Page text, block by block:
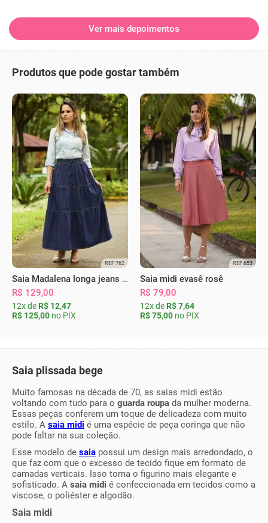
Ver mais depoimentos
Produtos que pode gostar também
REF 762
Saia Madalena longa jeans escura
R$ 129,00
12x de R$ 12,47
R$ 125,00 no PIX
REF 653
Saia midi evasê rosê
R$ 79,00
12x de R$ 7,64
R$ 75,00 no PIX
Saia plissada bege
Muito famosas na década de 70, as saias midi estão
voltando com tudo para o guarda roupa da mulher moderna.
Essas peças conferem um toque de delicadeza com muito
estilo. A saia midi é uma espécie de peça coringa que não
pode faltar na sua coleção.
Esse modelo de saia possui um design mais arredondado, o
que faz com que o excesso de tecido fique em formato de
camadas verticais. Isso torna o figurino mais elegante e
sofisticado. A saia midi é confeccionada em tecidos como a
viscose, o poliéster e algodão.
Saia midi